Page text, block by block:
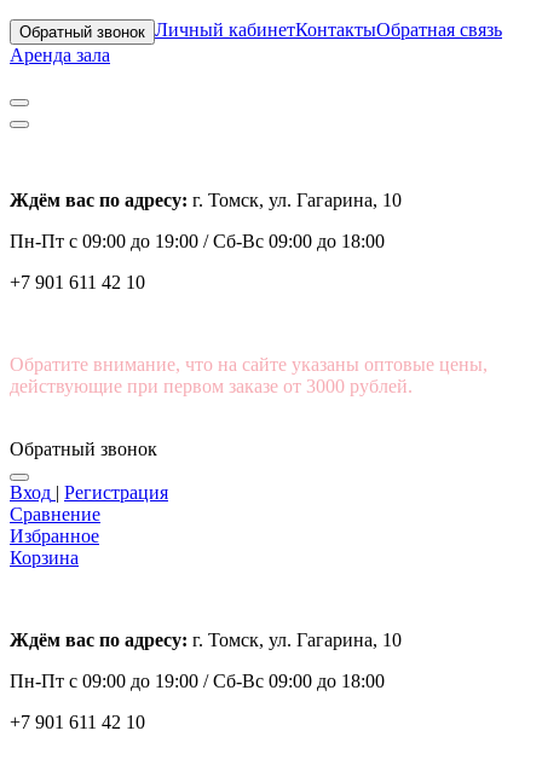
Обратный звонок Личный кабинетКонтактыОбратная связь
Аренда зала
Ждём вас по адресу: г. Томск, ул. Гагарина, 10
Пн-Пт с 09:00 до 19:00 /Сб-Вс 09:00 до 18:00
+7 901 611 42 10
Обратите внимание, что на сайте указаны оптовые цены,
действующие при первом заказе от 3000 рублей.
Обратный звонок
Вход | Регистрация
Сравнение
Избранное
Корзина
Ждём вас по адресу: г. Томск, ул. Гагарина, 10
Пн-Пт с 09:00 до 19:00 /Сб-Вс 09:00 до 18:00
+7 901 611 42 10